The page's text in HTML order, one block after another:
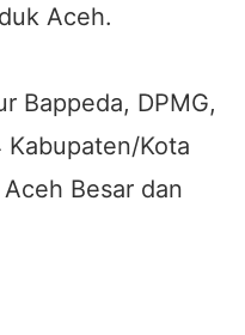
Aceh.
Bappeda, DPMG,
Kota
Besar dan